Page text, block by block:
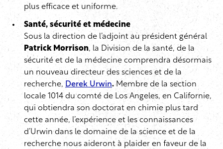
plus efficace et uniforme.
Santé, sécurité et médecine
Sous la direction de l’adjoint au président général
Patrick Morrison, la Division de la santé, de la
sécurité et de la médecine comprendra désormais
un nouveau directeur des sciences et de la
recherche,Derek Urwin.Membre de la section
locale 1014 du comté de Los Angeles, en Californie,
qui obtiendra son doctorat en chimie plus tard
cette année, l’expérience et les connaissances
d’Urwin dans le domaine de la science et de la
recherche nous aideront à plaider en faveur de la